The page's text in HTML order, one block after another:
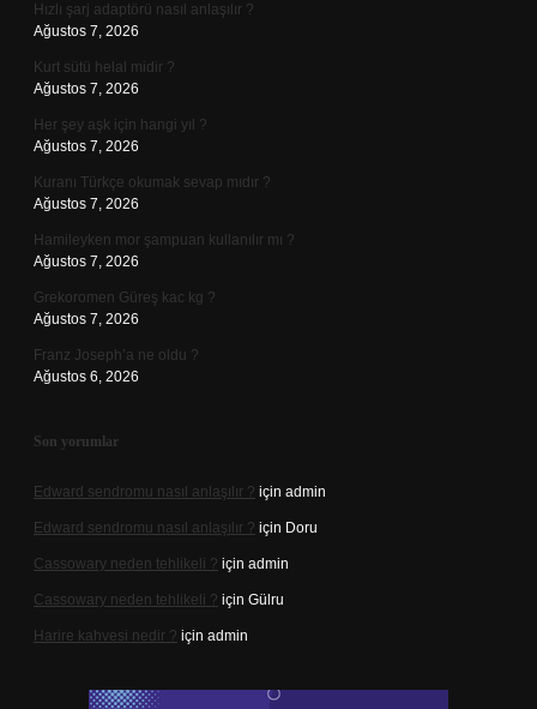
Hızlı şarj adaptörü nasıl anlaşılır ?
Ağustos 7, 2026
Kurt sütü helal midir ?
Ağustos 7, 2026
Her şey aşk için hangi yıl ?
Ağustos 7, 2026
Kuranı Türkçe okumak sevap mıdır ?
Ağustos 7, 2026
Hamileyken mor şampuan kullanılır mı ?
Ağustos 7, 2026
Grekoromen Güreş kac kg ?
Ağustos 7, 2026
Franz Joseph’a ne oldu ?
Ağustos 6, 2026
Son yorumlar
Edward sendromu nasıl anlaşılır ? için admin
Edward sendromu nasıl anlaşılır ? için Doru
Cassowary neden tehlikeli ? için admin
Cassowary neden tehlikeli ? için Gülru
Harire kahvesi nedir ? için admin